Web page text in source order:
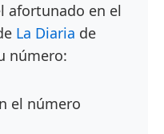
afortunado en el
La Diaria de
número:
el número